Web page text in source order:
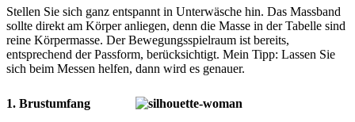
Stellen Sie sich ganz entspannt in Unterwäsche hin. Das Massband
sollte direkt am Körper anliegen, denn die Masse in der Tabelle sind
reine Körpermasse. Der Bewegungsspielraum ist bereits,
entsprechend der Passform, berücksichtigt. Mein Tipp: Lassen Sie
sich beim Messen helfen, dann wird es genauer.
1. Brustumfang